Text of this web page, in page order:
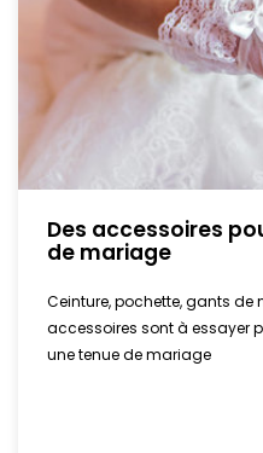
Des accessoires
de mariage
Ceinture, pochette, gants de
accessoires sont à essayer
une tenue de mariage